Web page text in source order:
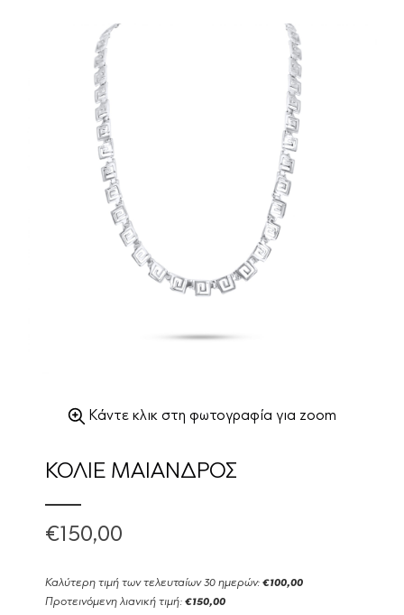
Κάντε κλικ στη φωτογραφία για zoom
ΚΟΛΙΕ ΜΑΙΑΝΔΡΟΣ
€150,00
Καλύτερη τιμή των τελευταίων 30 ημερών: €100,00
Προτεινόμενη λιανική τιμή: €150,00